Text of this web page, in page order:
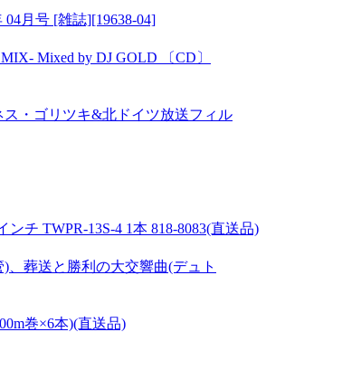
月号 [雑誌][19638-04]
Mixed by DJ GOLD 〔CD〕
ス・ゴリツキ&北ドイツ放送フィル
チ TWPR-13S-4 1本 818-8083(直送品)
、葬送と勝利の大交響曲(デュト
巻×6本)(直送品)